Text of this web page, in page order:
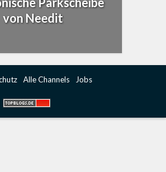
von Needit
Alle Channels
Jobs